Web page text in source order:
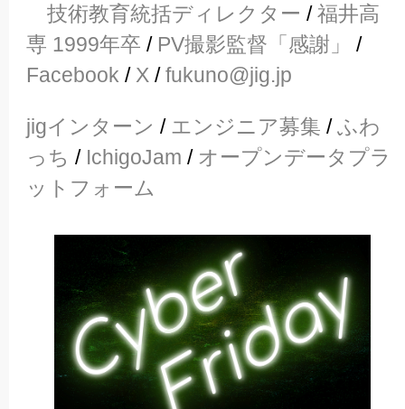
技術教育統括ディレクター /福井高
専 1999年卒 / PV撮影監督「感謝」
/
Facebook / X /fukuno@jig.jp
jigインターン / エンジニア募集 /ふわ
っち / IchigoJam / オープンデータプラ
ットフォーム